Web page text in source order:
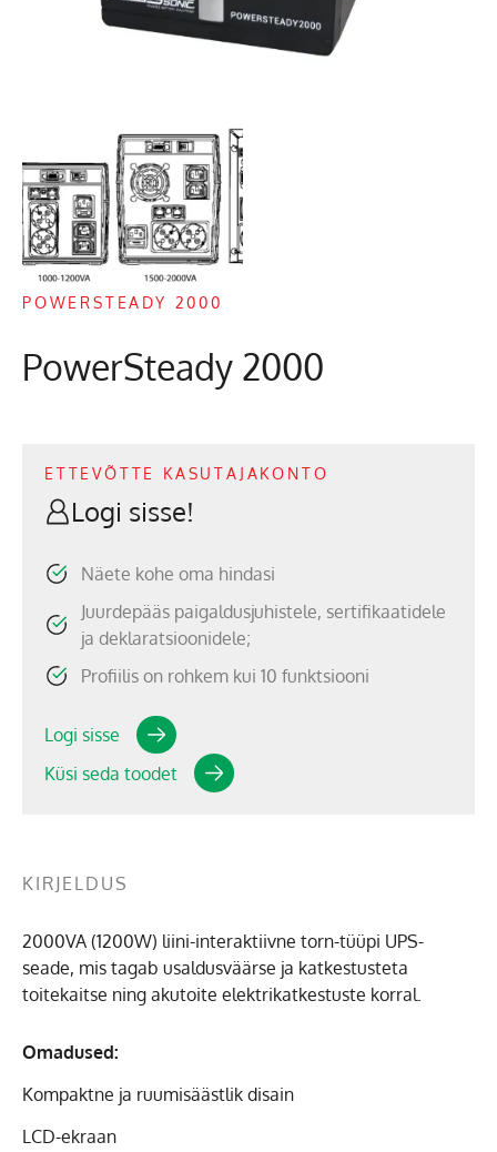
POWERSTEADY 2000
PowerSteady 2000
ETTEVÕTTE KASUTAJAKONTO
Logi sisse!
Näete kohe oma hindasi
Juurdepääs paigaldusjuhistele, sertifikaatidele
ja deklaratsioonidele;
Profiilis on rohkem kui 10 funktsiooni
Logi sisse
Küsi seda toodet
KIRJELDUS
2000VA (1200W) liini-interaktiivne torn-tüüpi UPS-
seade, mis tagab usaldusväärse ja katkestusteta
toitekaitse ning akutoite elektrikatkestuste korral.
Omadused:
Kompaktne ja ruumisäästlik disain
LCD-ekraan